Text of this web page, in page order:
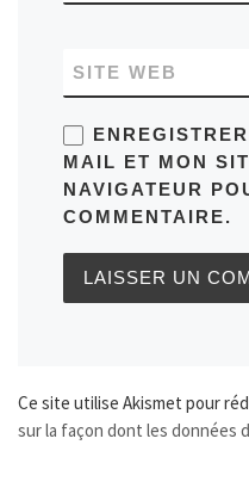
SITE WEB
MAIL ET MON
NAVIGATEUR
COMMENTAIRE.
Ce site utilise Akismet pour
sur la façon dont les données